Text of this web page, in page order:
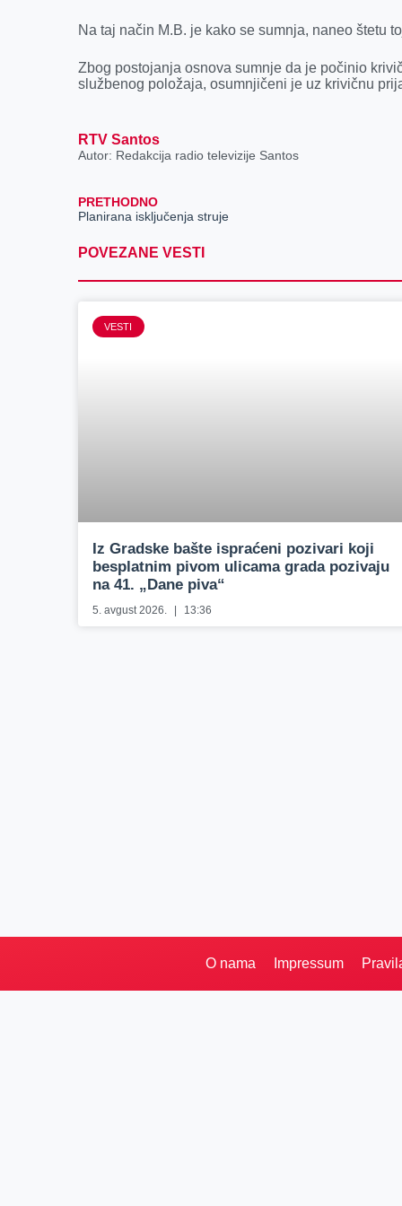
Nа tаj nаčin M.B. je kаko se sumnjа, naneo štetu
Zbog postojаnjа osnovа sumnje dа je počinio
službenog položаjа, osumnjičeni je uz krivičnu
RTV Santos
Autor: Redakcija radio televizije Santos
PRETHODNO
Planirana isključenja struje
POVEZANE VESTI
VESTI
Iz Gradske bašte ispraćeni pozivari koji
besplatnim pivom ulicama grada pozivaju
na 41. „Dane piva“
5. avgust 2026. 13:36
O nama Impressum